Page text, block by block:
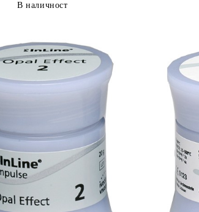
В наличност